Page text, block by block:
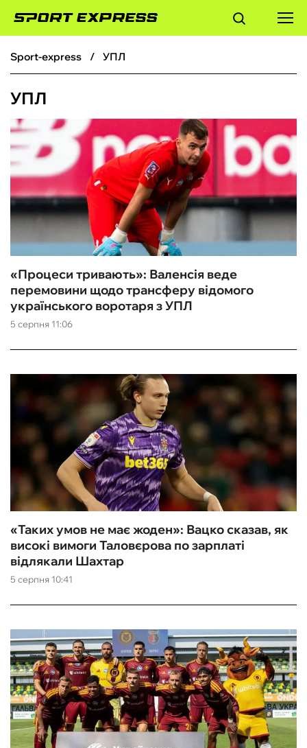
ФУТБОЛ
БОКС
ХОКЕЙ
ТЕНІС
КІБЕРСПОРТ
ЧС-2026
ФУТЗАЛ
ІНШІ
БУКМЕКЕРИ
sport-express УПЛ
УПЛ
5 серпня 11:06
«Процеси тривають»: Валенсія веде
перемовини щодо трансферу відомого
українського воротаря з УПЛ
5 серпня 10:41
«Таких умов не має жоден»: Вацко сказав, як
високі вимоги Таловєрова по зарплаті
відлякали Шахтар